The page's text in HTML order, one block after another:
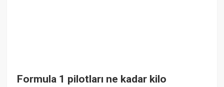
Formula 1 pilotları ne kadar kilo